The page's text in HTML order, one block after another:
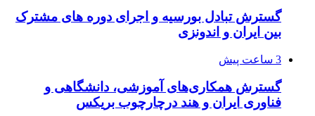
گسترش تبادل بورسیه و اجرای دوره های مشترک
بین ایران و اندونزی
3 ساعت پیش
گسترش همکاری‌های آموزشی، دانشگاهی و
فناوری ایران و هند درچارچوب بریکس